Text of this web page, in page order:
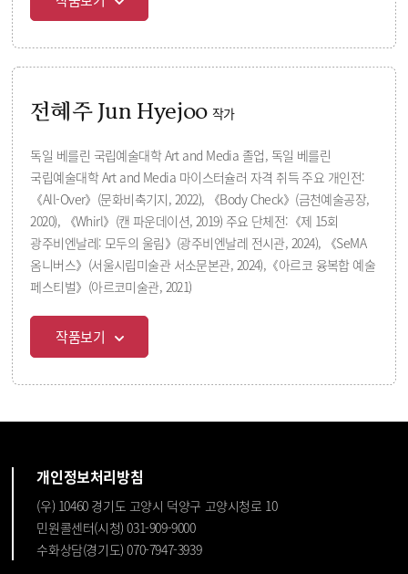
전혜주 Jun Hyejoo 작가
독일 베를린 국립예술대학 Art and Media 졸업, 독일 베를린
국립예술대학 Art and Media 마이스터슐러 자격 취득 주요 개인전:
《All-Over》(문화비축기지, 2022), 《Body Check》(금천예술공장,
2020), 《Whirl》(캔 파운데이션, 2019) 주요 단체전:《제 15회
광주비엔날레: 모두의 울림》(광주비엔날레 전시관, 2024), 《SeMA
옴니버스》(서울시립미술관 서소문본관, 2024),《아르코 융복합 예술
페스티벌》(아르코미술관, 2021)
작품보기
개인정보처리방침
(우) 10460 경기도 고양시 덕양구 고양시청로 10
민원콜센터(시청) 031-909-9000
수화상담(경기도) 070-7947-3939